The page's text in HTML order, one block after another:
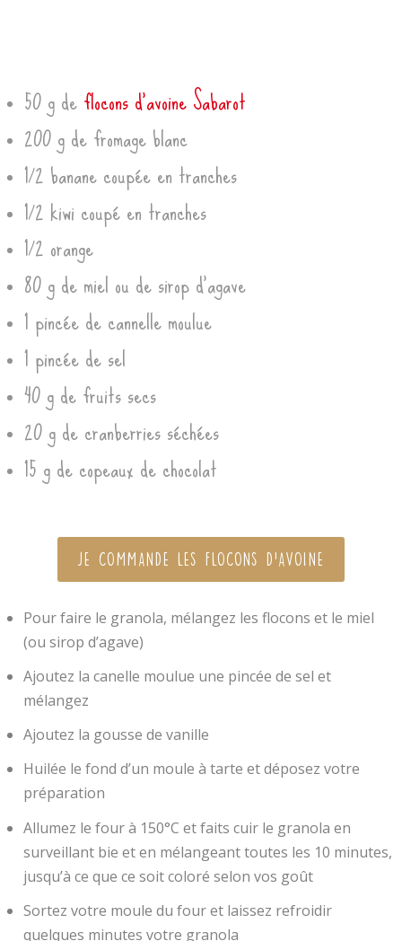
50 g deflocons d’avoine Sabarot
200 g de fromage blanc
1/2 banane coupée en tranches
1/2 kiwi coupé en tranches
1/2 orange
80 g de miel ou de sirop d’agave
1 pincée de cannelle moulue
1 pincée de sel
40 g de fruits secs
20 g de cranberries séchées
15 g de copeaux de chocolat
JE COMMANDE LES FLOCONS D'AVOINE
Pour faire le granola, mélangez les flocons et le miel
(ou sirop d’agave)
Ajoutez la canelle moulue une pincée de sel et
mélangez
Ajoutez la gousse de vanille
Huilée le fond d’un moule à tarte et déposez votre
préparation
Allumez le four à 150°C et faits cuir le granola en
surveillant bie et en mélangeant toutes les 10 minutes,
jusqu’à ce que ce soit coloré selon vos goût
Sortez votre moule du four et laissez refroidir
quelques minutes votre granola